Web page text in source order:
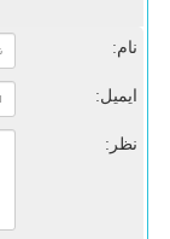
نام:
ایمیل:
نظر: